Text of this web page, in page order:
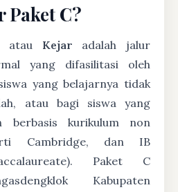
Paket C?
atau Kejar adalah jalur
yang difasilitasi oleh
yang belajarnya tidak
atau bagi siswa yang
berbasis kurikulum non
Cambridge, dan IB
Paket C
Kabupaten